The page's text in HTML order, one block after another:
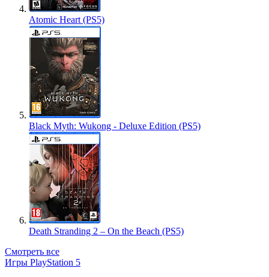
Atomic Heart (PS5)
Black Myth: Wukong - Deluxe Edition (PS5)
Death Stranding 2 – On the Beach (PS5)
Смотреть все
Игры PlayStation 5